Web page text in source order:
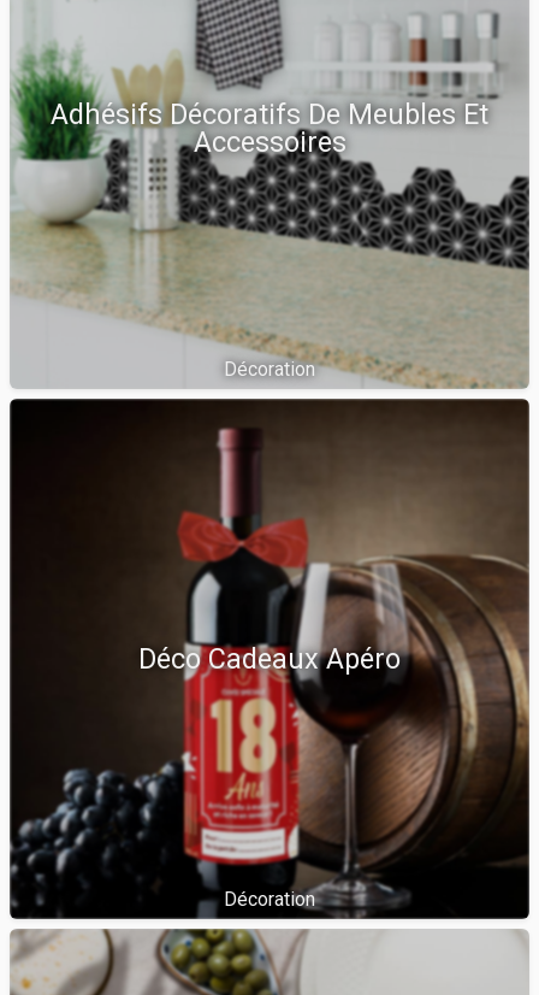
Adhésifs Décoratifs De Meubles Et
Accessoires
Décoration
Déco Cadeaux Apéro
Décoration